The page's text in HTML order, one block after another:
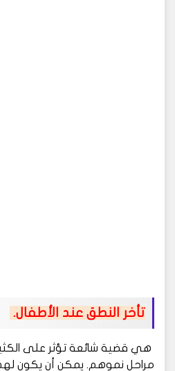
تأخر النطق عند الأطفال.
هي قضية شائعة تؤثر على
مراحل نموهم. يمكن أن يكون لهذا